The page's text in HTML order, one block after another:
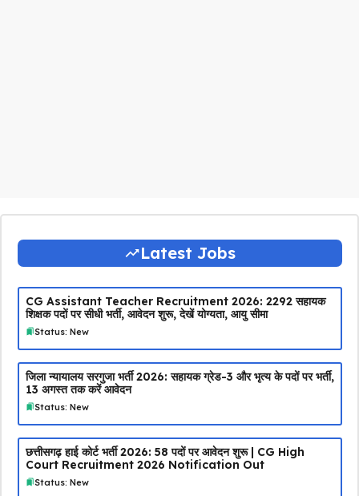
Latest Jobs
CG Assistant Teacher Recruitment 2026: 2292 सहायक
शिक्षक पदों पर सीधी भर्ती, आवेदन शुरू, देखें योग्यता, आयु सीमा
Status: New
जिला न्यायालय सरगुजा भर्ती 2026: सहायक ग्रेड-3 और भृत्य के पदों पर भर्ती,
13 अगस्त तक करें आवेदन
Status: New
छत्तीसगढ़ हाई कोर्ट भर्ती 2026: 58 पदों पर आवेदन शुरू | CG High
Court Recruitment 2026 Notification Out
Status: New